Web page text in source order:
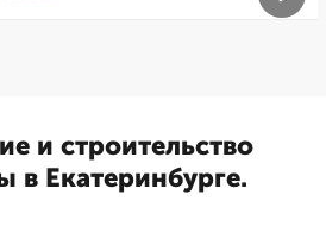
и строительство
в Екатеринбурге.